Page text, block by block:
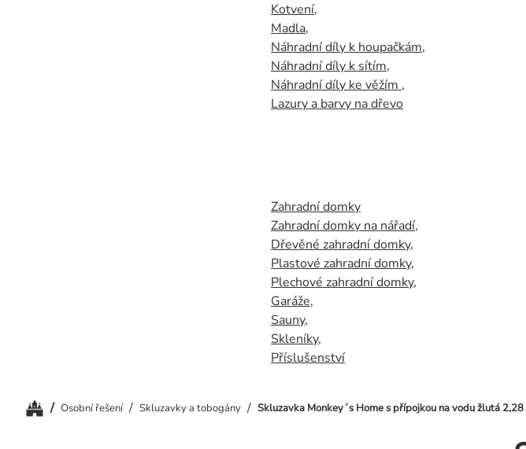
Kotvení,
Madla,
Náhradní díly k houpačkám,
Náhradní díly k sítím,
Náhradní díly ke věžím ,
Lazury a barvy na dřevo
Zahradní domky
Zahradní domky na nářadí,
Dřevěné zahradní domky,
Plastové zahradní domky,
Plechové zahradní domky,
Garáže,
Sauny,
Skleníky,
Příslušenství
Domů/ Osobní řešení / Skluzavky a tobogány / Skluzavka Monkey´s Home s přípojkou na vodu žlutá 2,28